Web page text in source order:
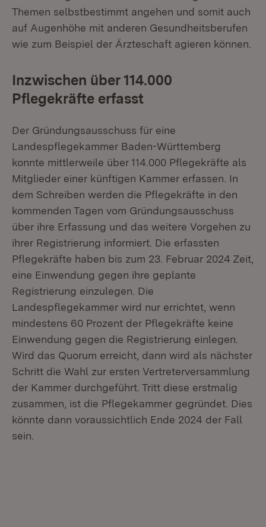
Themen selbstbestimmt angehen und somit auch
auf Augenhöhe mit anderen Gesundheitsberufen
wie zum Beispiel der Ärzteschaft agieren können.
Inzwischen über 114.000
Pflegekräfte erfasst
Der Gründungsausschuss für eine
Landespflegekammer Baden-Württemberg
konnte mittlerweile über 114.000 Pflegekräfte als
Mitglieder einer künftigen Kammer erfassen. In
dem Schreiben werden die Pflegekräfte in den
kommenden Tagen vom Gründungsausschuss
über ihre Erfassung und das weitere Vorgehen zu
ihrer Registrierung informiert. Die erfassten
Pflegekräfte haben bis zum 23. Februar 2024 Zeit,
eine Einwendung gegen ihre geplante
Registrierung einzulegen. Die
Landespflegekammer wird nur errichtet, wenn
mindestens 60 Prozent der Pflegekräfte keine
Einwendung gegen die Registrierung einlegen.
Wird das Quorum erreicht, dann wird als nächster
Schritt die Wahl zur ersten Vertreterversammlung
der Kammer durchgeführt. Tritt diese erstmalig
zusammen, ist die Pflegekammer gegründet. Dies
könnte dann voraussichtlich Ende 2024 der Fall
sein.